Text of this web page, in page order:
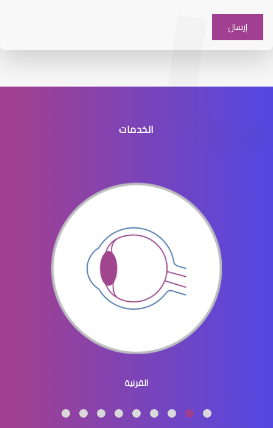
افضل طبيب عيون جنوب الرياض
افضل دكتور عيون في النسيم
طبيب عيون اطفال
الخدمات
القرنية